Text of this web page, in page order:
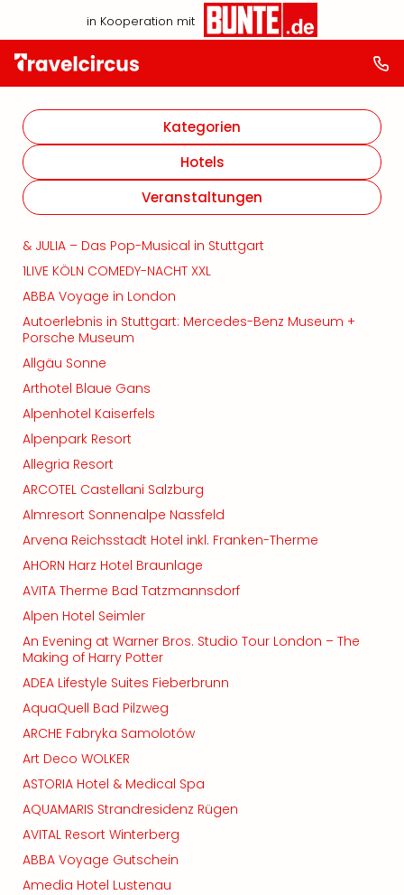
in Kooperation mit
Kategorien
Hotels
Veranstaltungen
& JULIA – Das Pop-Musical in Stuttgart
1LIVE KÖLN COMEDY-NACHT XXL
ABBA Voyage in London
Autoerlebnis in Stuttgart: Mercedes-Benz Museum +
Porsche Museum
Allgäu Sonne
Arthotel Blaue Gans
Alpenhotel Kaiserfels
Alpenpark Resort
Allegria Resort
ARCOTEL Castellani Salzburg
Almresort Sonnenalpe Nassfeld
Arvena Reichsstadt Hotel inkl. Franken-Therme
AHORN Harz Hotel Braunlage
AVITA Therme Bad Tatzmannsdorf
Alpen Hotel Seimler
An Evening at Warner Bros. Studio Tour London – The
Making of Harry Potter
ADEA Lifestyle Suites Fieberbrunn
AquaQuell Bad Pilzweg
ARCHE Fabryka Samolotów
Art Deco WOLKER
ASTORIA Hotel & Medical Spa
AQUAMARIS Strandresidenz Rügen
AVITAL Resort Winterberg
ABBA Voyage Gutschein
Amedia Hotel Lustenau